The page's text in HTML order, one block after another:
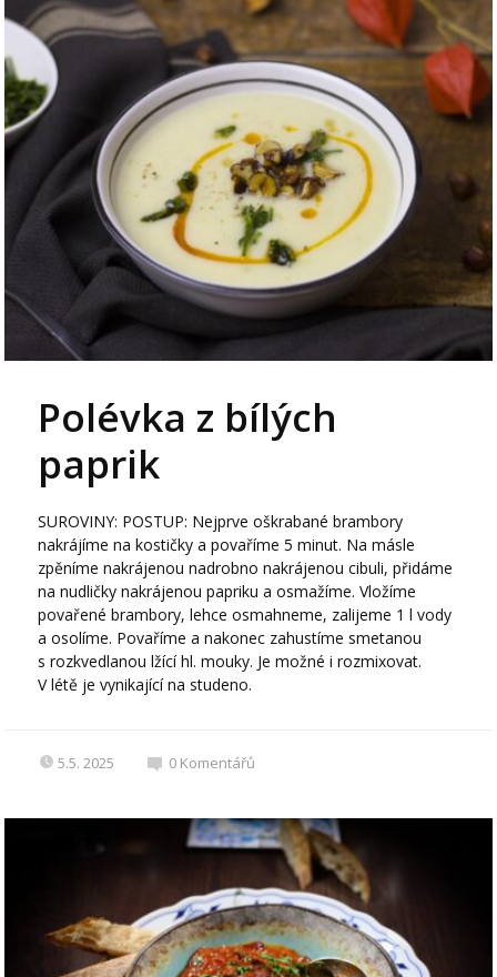
Polévka z bílých
paprik
SUROVINY: POSTUP: Nejprve oškrabané brambory
nakrájíme na kostičky a povaříme 5 minut. Na másle
zpěníme nakrájenou nadrobno nakrájenou cibuli, přidáme
na nudličky nakrájenou papriku a osmažíme. Vložíme
povařené brambory, lehce osmahneme, zalijeme 1 l vody
a osolíme. Povaříme a nakonec zahustíme smetanou
s rozkvedlanou lžící hl. mouky. Je možné i rozmixovat.
V létě je vynikající na studeno.
5.5. 2025 0 Komentářů